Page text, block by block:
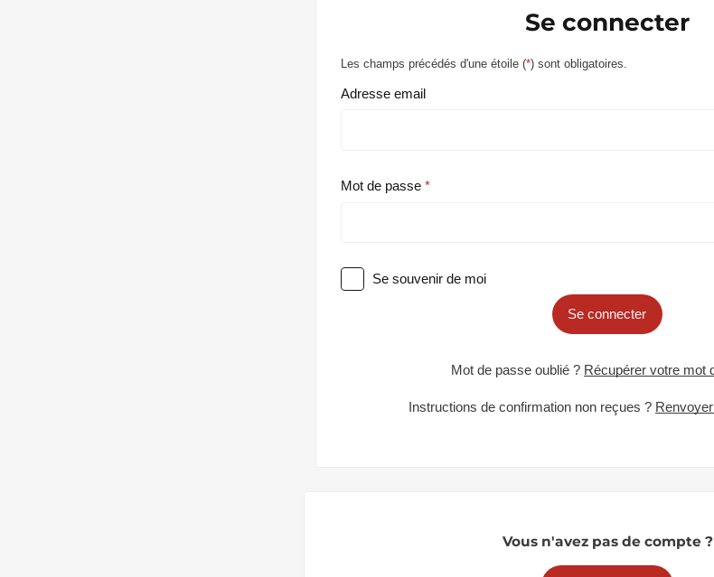
Se connecter
Les champs précédés d'une étoile (*) sont obligatoires.
Adresse email
Mot de passe
Se souvenir de moi
Se connecter
Mot de passe oublié ? Récupérer votre mot
Instructions de confirmation non reçues ?
Vous n'avez pas de compte ?